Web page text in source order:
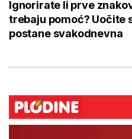
Ignorirate li prve
trebaju pomoć? Uočite
postane svakodnevna